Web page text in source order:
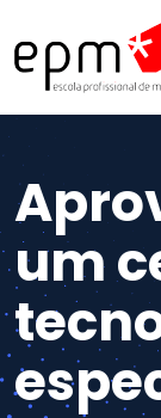
um